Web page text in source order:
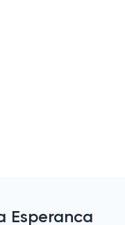
Esperanca